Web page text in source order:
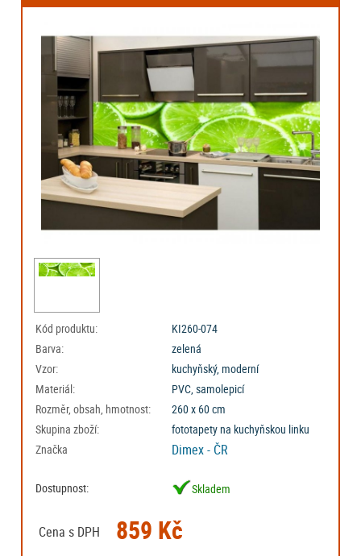
Kód produktu:
KI260-074
Barva:
zelená
Vzor:
kuchyňský, moderní
Materiál:
PVC, samolepicí
Rozměr, obsah, hmotnost:
260 x 60 cm
Skupina zboží:
fototapety na kuchyňskou linku
Značka
Dimex - ČR
Dostupnost: Skladem
Cena s DPH 859 Kč